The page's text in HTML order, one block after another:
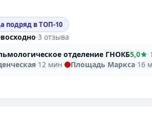
подряд в ТОП-10
·3 отзыва
отделение ГНОКБ5,0 ·
·12 мин· Площадь Маркса·16